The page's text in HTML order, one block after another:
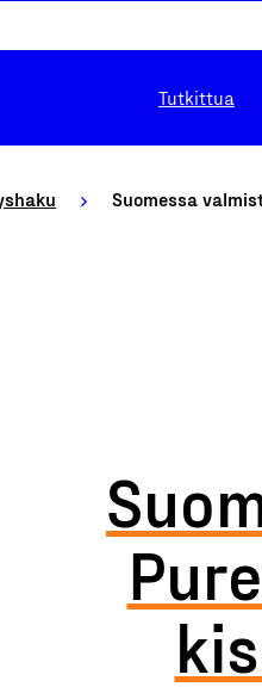
Tutkittua
Suomessa